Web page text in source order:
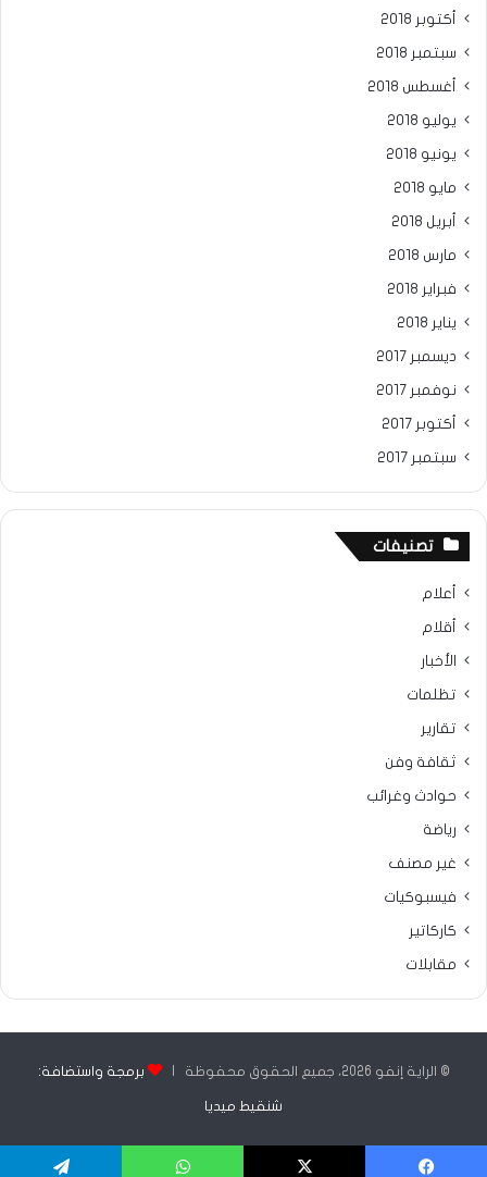
أكتوبر 2018
سبتمبر 2018
أغسطس 2018
يوليو 2018
يونيو 2018
مايو 2018
أبريل 2018
مارس 2018
فبراير 2018
يناير 2018
ديسمبر 2017
نوفمبر 2017
أكتوبر 2017
سبتمبر 2017
تصنيفات
أعلام
أقلام
الأخبار
تظلمات
تقارير
ثقافة وفن
حوادث وغرائب
رياضة
غير مصنف
فيسبوكيات
كاركاتير
مقابلات
© الراية إنفو 2026، جميع الحقوق محفوظة | برمجة واستضافة:
شنقيط ميديا